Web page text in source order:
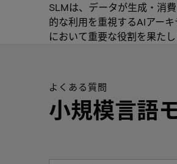
SLMは、データが生成・消
的な利用を重視するAIアー
において重要な役割を果たし
よくある質問
小規模言語